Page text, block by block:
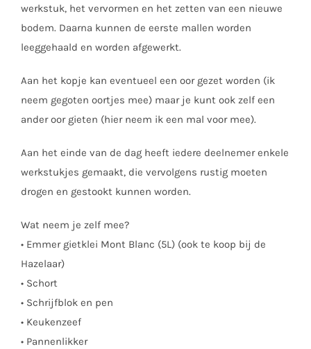
werkstuk, het vervormen en het zetten van een nieuwe
bodem. Daarna kunnen de eerste mallen worden
leeggehaald en worden afgewerkt.
Aan het kopje kan eventueel een oor gezet worden (ik
neem gegoten oortjes mee) maar je kunt ook zelf een
ander oor gieten (hier neem ik een mal voor mee).
Aan het einde van de dag heeft iedere deelnemer enkele
werkstukjes gemaakt, die vervolgens rustig moeten
drogen en gestookt kunnen worden.
Wat neem je zelf mee?
• Emmer gietklei Mont Blanc (5L) (ook te koop bij de
Hazelaar)
• Schort
• Schrijfblok en pen
• Keukenzeef
• Pannenlikker